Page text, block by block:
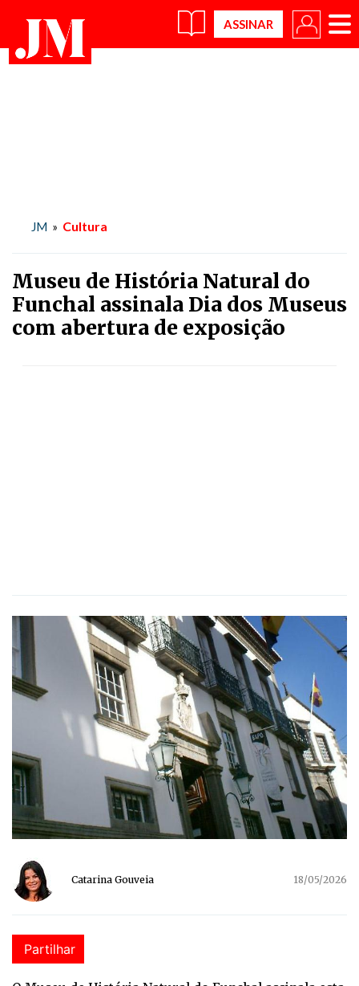
×
JM » Cultura
Museu de História Natural do
Funchal assinala Dia dos Museus
com abertura de exposição
Catarina Gouveia 18/05/2026
Partilhar